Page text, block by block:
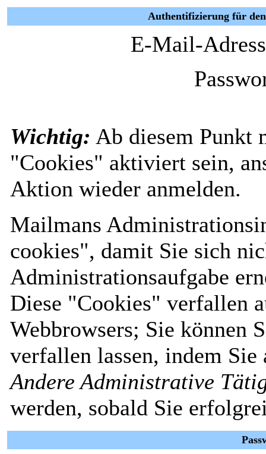
Authentifizierung für
E-Mail-
Wichtig: Ab diesem Punkt
"Cookies" aktiviert sein,
Aktion wieder anmelden.
Mailmans
cookies", damit Sie sich
Administrationsaufgabe
Diese "Cookies" verfallen
Webbrowsers; Sie können
verfallen lassen, indem
Andere Administrative
werden, sobald Sie